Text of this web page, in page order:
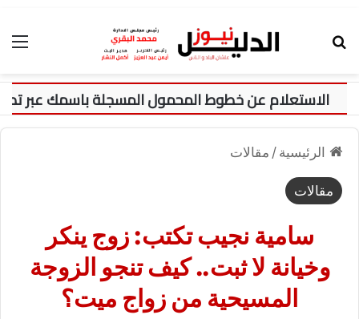
الرئيسية / مقالات
مقالات
سامية نجيب تكتب: زوج ينكر
وخيانة لا ثبت.. كيف تنجو الزوجة
المسيحية من زواج ميت؟